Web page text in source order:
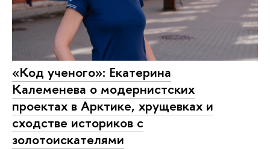
«Код ученого»: Екатерина
Калеменева о модернистских
проектах в Арктике, хрущевках и
сходстве историков с
золотоискателями